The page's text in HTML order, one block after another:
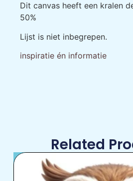
Dit canvas heeft een kralen
50%
Lijst is niet inbegrepen.
inspiratie én informatie
Related